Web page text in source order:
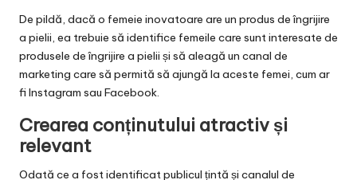
De pildă, dacă o femeie inovatoare are un produs de îngrijire
a pielii, ea trebuie să identifice femeile care sunt interesate de
produsele de îngrijire a pielii și să aleagă un canal de
marketing care să permită să ajungă la aceste femei, cum ar
fi Instagram sau Facebook.
Crearea conținutului atractiv și
relevant
Odată ce a fost identificat publicul țintă și canalul de